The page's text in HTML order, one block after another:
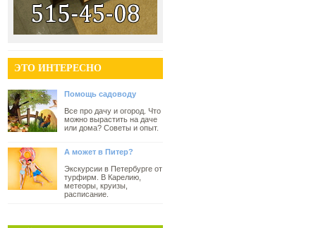
ЭТО ИНТЕРЕСНО
Помощь садоводу
Все про дачу и огород. Что
можно вырастить на даче
или дома? Советы и опыт.
А может в Питер?
Экскурсии в Петербурге от
турфирм. В Карелию,
метеоры, круизы,
расписание.